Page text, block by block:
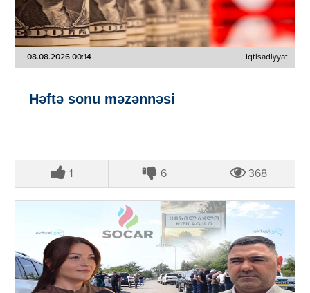
08.08.2026 00:14 İqtisadiyyat
Həftə sonu məzənnəsi
1 6 368